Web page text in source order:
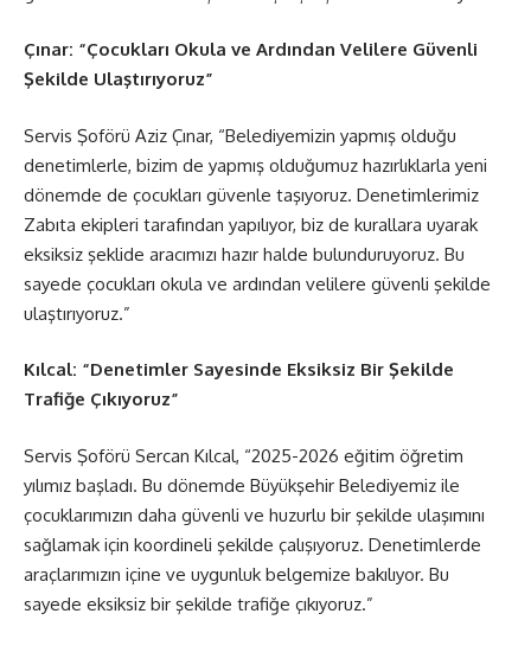
Çınar: “Çocukları Okula ve Ardından Velilere Güvenli
Şekilde Ulaştırıyoruz”
Servis Şoförü Aziz Çınar, “Belediyemizin yapmış olduğu
denetimlerle, bizim de yapmış olduğumuz hazırlıklarla yeni
dönemde de çocukları güvenle taşıyoruz. Denetimlerimiz
Zabıta ekipleri tarafından yapılıyor, biz de kurallara uyarak
eksiksiz şeklide aracımızı hazır halde bulunduruyoruz. Bu
sayede çocukları okula ve ardından velilere güvenli şekilde
ulaştırıyoruz.”
Kılcal: “Denetimler Sayesinde Eksiksiz Bir Şekilde
Trafiğe Çıkıyoruz”
Servis Şoförü Sercan Kılcal, “2025-2026 eğitim öğretim
yılımız başladı. Bu dönemde Büyükşehir Belediyemiz ile
çocuklarımızın daha güvenli ve huzurlu bir şekilde ulaşımını
sağlamak için koordineli şekilde çalışıyoruz. Denetimlerde
araçlarımızın içine ve uygunluk belgemize bakılıyor. Bu
sayede eksiksiz bir şekilde trafiğe çıkıyoruz.”